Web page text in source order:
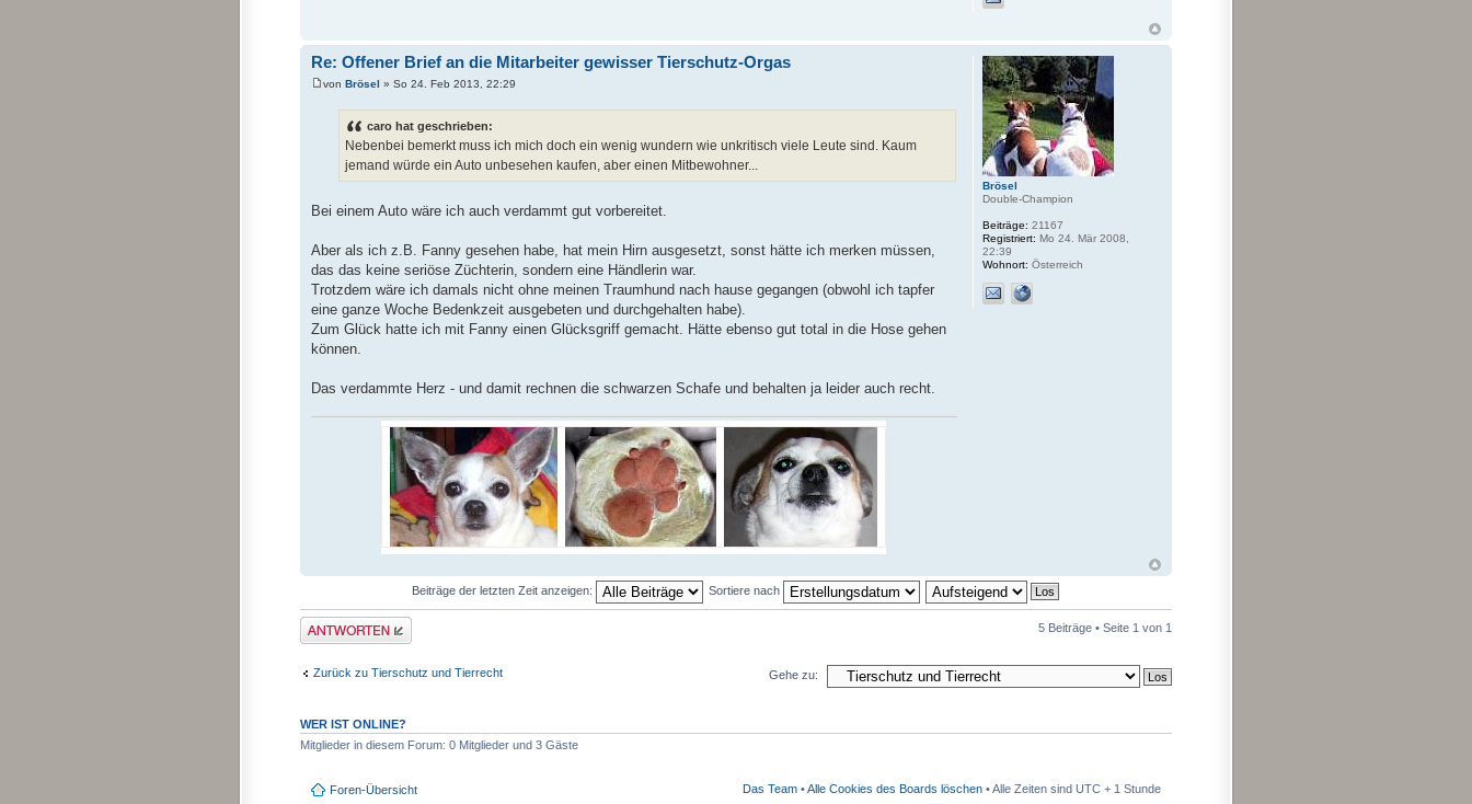
Re: Offener Brief an die Mitarbeiter gewisser Tierschutz-Orgas
von Brösel » So 24. Feb 2013, 22:29
caro hat geschrieben:
Nebenbei bemerkt muss ich mich doch ein wenig wundern wie unkritisch viele Leute sind. Kaum
jemand würde ein Auto unbesehen kaufen, aber einen Mitbewohner...
Bei einem Auto wäre ich auch verdammt gut vorbereitet.
Aber als ich z.B. Fanny gesehen habe, hat mein Hirn ausgesetzt, sonst hätte ich merken müssen,
das das keine seriöse Züchterin, sondern eine Händlerin war.
Trotzdem wäre ich damals nicht ohne meinen Traumhund nach hause gegangen (obwohl ich tapfer
eine ganze Woche Bedenkzeit ausgebeten und durchgehalten habe).
Zum Glück hatte ich mit Fanny einen Glücksgriff gemacht. Hätte ebenso gut total in die Hose gehen
können.
Das verdammte Herz - und damit rechnen die schwarzen Schafe und behalten ja leider auch recht.
Brösel
Double-Champion
Beiträge: 21167
Registriert: Mo 24. Mär 2008,
22:39
Wohnort: Österreich
Beiträge der letzten Zeit anzeigen: Sortiere nach
Antwort schreiben 5 Beiträge • Seite 1 von 1
Zurück zu Tierschutz und Tierrecht Gehe zu:
WER IST ONLINE?
Mitglieder in diesem Forum: 0 Mitglieder und 3 Gäste
Foren-Übersicht Das Team •Alle Cookies des Boards löschen • Alle Zeiten sind UTC + 1 Stunde